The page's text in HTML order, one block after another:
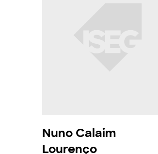
Nuno Calaim
Lourenço